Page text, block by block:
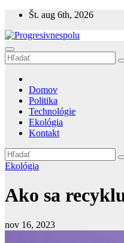
Prejsť
obsah
Št. aug 6th, 2026
Progresivnespolu
Progresívne témy - ekológia a
Domov
Politika
Technológie
Ekológia
Kontakt
Ekológia
Ako sa
nov 16, 2023